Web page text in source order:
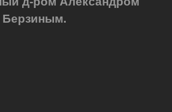
Берзиным.